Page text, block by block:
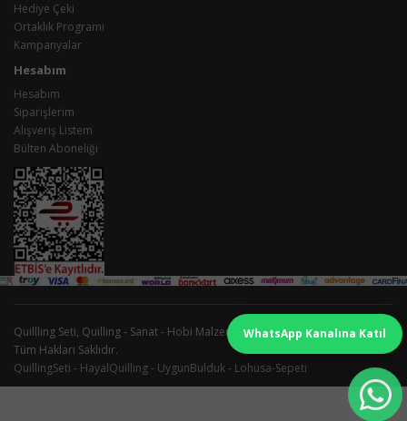
Hediye Çeki
Ortaklık Programı
Kampanyalar
Hesabım
Hesabım
Siparişlerim
Alışveriş Listem
Bülten Aboneliği
Quillling Seti, Quilling - Sanat - Hobi Malzemeleri İmalatı ve Satışı © 2026 -
Tüm Hakları Saklıdır.
QuillingSeti - HayalQuilling- UygunBulduk- Lohusa-Sepeti
WhatsApp Kanalına Katıl